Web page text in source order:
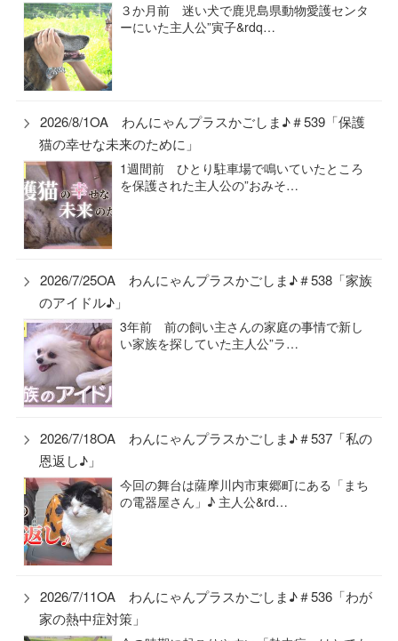
３か月前 迷い犬で鹿児島県動物愛護センタ
ーにいた主人公”寅子&rdq…
2026/8/1OA わんにゃんプラスかごしま♪＃539「保護
猫の幸せな未来のために」
1週間前 ひとり駐車場で鳴いていたところ
を保護された主人公の”おみそ…
2026/7/25OA わんにゃんプラスかごしま♪＃538「家族
のアイドル♪」
3年前 前の飼い主さんの家庭の事情で新し
い家族を探していた主人公”ラ…
2026/7/18OA わんにゃんプラスかごしま♪＃537「私の
恩返し♪」
今回の舞台は薩摩川内市東郷町にある「まち
の電器屋さん」♪ 主人公&rd…
2026/7/11OA わんにゃんプラスかごしま♪＃536「わが
家の熱中症対策」